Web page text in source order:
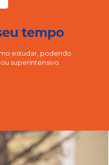
tempo
estudar, podendo
superintensivo.